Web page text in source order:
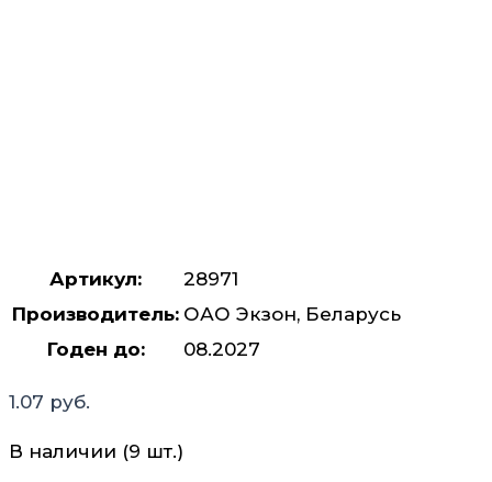
Артикул:
28971
Производитель: ОАО Экзон, Беларусь
Годен до:
08.2027
1.07 руб.
В наличии (9 шт.)